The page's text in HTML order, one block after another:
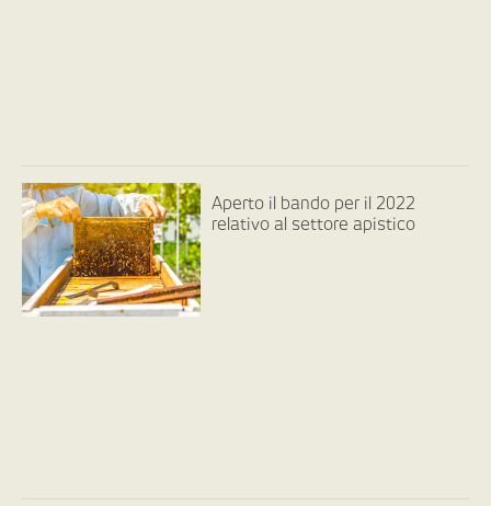
Aperto il bando per il 2022
relativo al settore apistico